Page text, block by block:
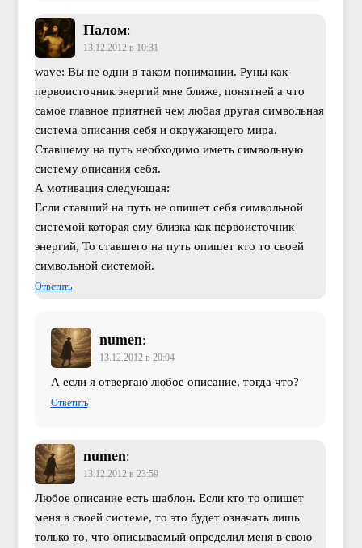
Палом:
13.12.2012 в 10:31
wave: Вы не одни в таком понимании. Руны как
первоисточник энергий мне ближе, понятней а что
самое главное приятней чем любая другая символьная
система описания себя и окружающего мира.
Ставшему на путь необходимо иметь символьную
систему описания себя.
А мотивация следующая:
Если ставший на путь не опишет себя символьной
системой которая ему близка как первоисточник
энергий, То ставшего на путь опишет кто то своей
символьной системой.
Ответить
numen:
13.12.2012 в 20:04
А если я отвергаю любое описание, тогда что?
Ответить
numen:
13.12.2012 в 23:59
Любое описание есть шаблон. Если кто то опишет
меня в своей системе, то это будет означать лишь
только то, что описываемый определил меня в свою